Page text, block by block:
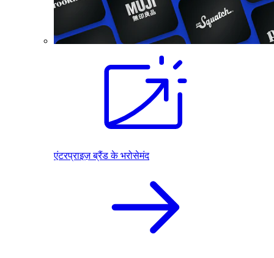
एंटरप्राइज़ ब्रैंड के भरोसेमंद